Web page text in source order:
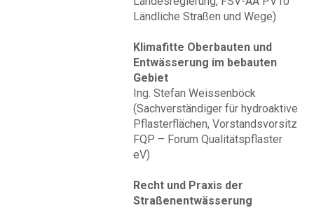
Ländliche Straßen und Wege)
Klimafitte Oberbauten und
Entwässerung im bebauten
Gebiet
Ing. Stefan Weissenböck
(Sachverständiger für hydroaktive
Pflasterflächen, Vorstandsvorsitz
FQP – Forum Qualitätspflaster
eV)
Recht und Praxis der
Straßenentwässerung